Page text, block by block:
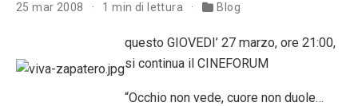
25 mar 2008 1 min di lettura Blog
questo GIOVEDI’ 27 marzo, ore 21:00,
si continua il CINEFORUM
“Occhio non vede, cuore non duole…